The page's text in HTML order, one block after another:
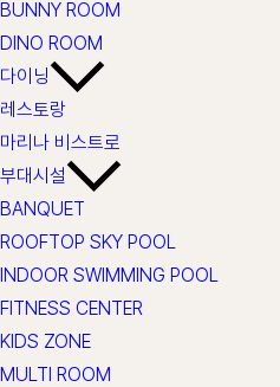
BUNNY ROOM
DINO ROOM
다이닝
레스토랑
마리나 비스트로
부대시설
BANQUET
ROOFTOP SKY POOL
INDOOR SWIMMING POOL
FITNESS CENTER
KIDS ZONE
MULTI ROOM